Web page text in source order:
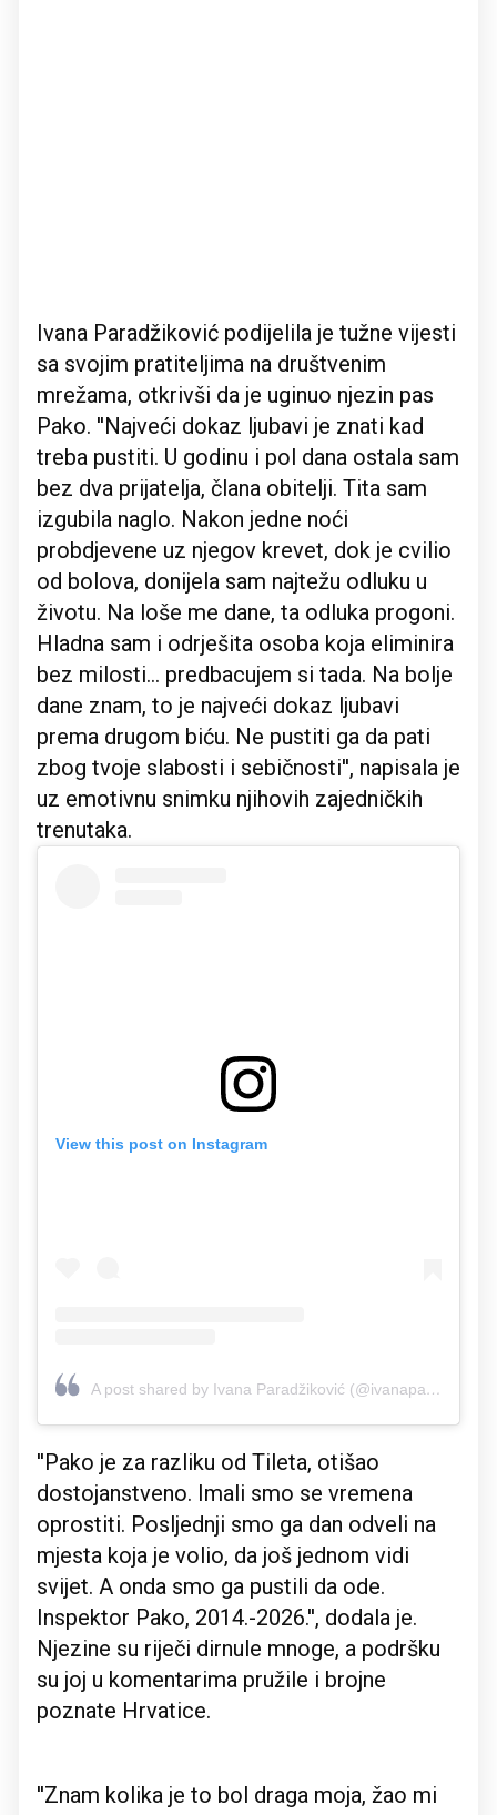
Ivana Paradžiković podijelila je tužne vijesti
sa svojim pratiteljima na društvenim
mrežama, otkrivši da je uginuo njezin pas
Pako. ''Najveći dokaz ljubavi je znati kad
treba pustiti. U godinu i pol dana ostala sam
bez dva prijatelja, člana obitelji. Tita sam
izgubila naglo. Nakon jedne noći
probdjevene uz njegov krevet, dok je cvilio
od bolova, donijela sam najtežu odluku u
životu. Na loše me dane, ta odluka progoni.
Hladna sam i odrješita osoba koja eliminira
bez milosti... predbacujem si tada. Na bolje
dane znam, to je najveći dokaz ljubavi
prema drugom biću. Ne pustiti ga da pati
zbog tvoje slabosti i sebičnosti'', napisala je
uz emotivnu snimku njihovih zajedničkih
trenutaka.
View this post on Instagram
A post shared by Ivana Paradžiković (@ivanaparadzikovic)
''Pako je za razliku od Tileta, otišao
dostojanstveno. Imali smo se vremena
oprostiti. Posljednji smo ga dan odveli na
mjesta koja je volio, da još jednom vidi
svijet. A onda smo ga pustili da ode.
Inspektor Pako, 2014.-2026.'', dodala je.
Njezine su riječi dirnule mnoge, a podršku
su joj u komentarima pružile i brojne
poznate Hrvatice.
''Znam kolika je to bol draga moja, žao mi